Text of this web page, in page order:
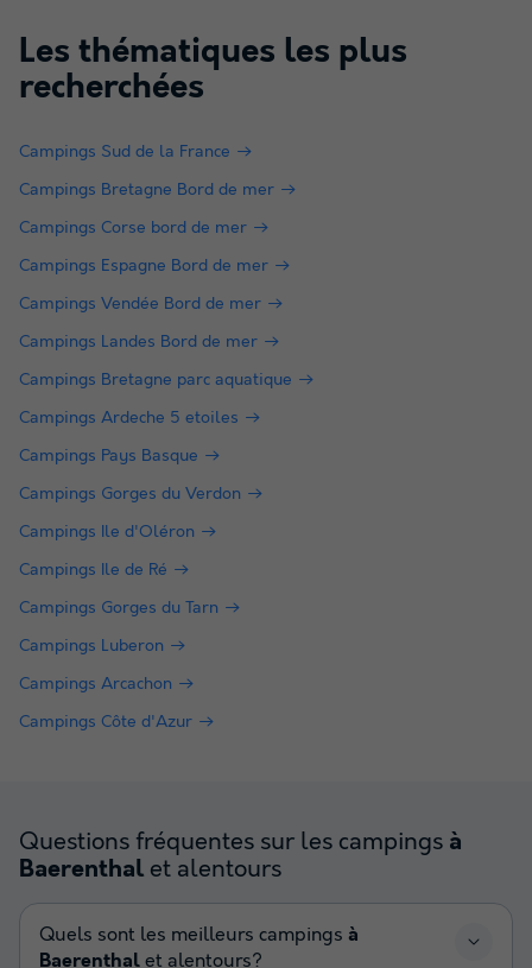
Les thématiques les plus
recherchées
Campings Sud de la France
Campings Bretagne Bord de mer
Campings Corse bord de mer
Campings Espagne Bord de mer
Campings Vendée Bord de mer
Campings Landes Bord de mer
Campings Bretagne parc aquatique
Campings Ardeche 5 etoiles
Campings Pays Basque
Campings Gorges du Verdon
Campings Ile d'Oléron
Campings Ile de Ré
Campings Gorges du Tarn
Campings Luberon
Campings Arcachon
Campings Côte d'Azur
Questions fréquentes sur les campings à
Baerenthal et alentours
Quels sont les meilleurs campings à
Baerenthal et alentours?